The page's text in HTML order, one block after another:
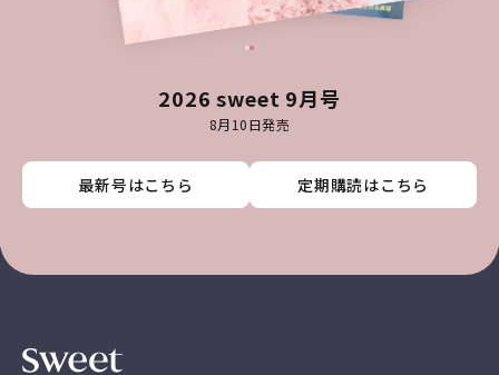
2026 sweet 9月号
8月10日発売
最新号はこちら 定期購読はこちら
最新号はこちら 定期購読はこちら
最新号はこちら 定期購読はこちら
最新号はこちら 定期購読はこちら